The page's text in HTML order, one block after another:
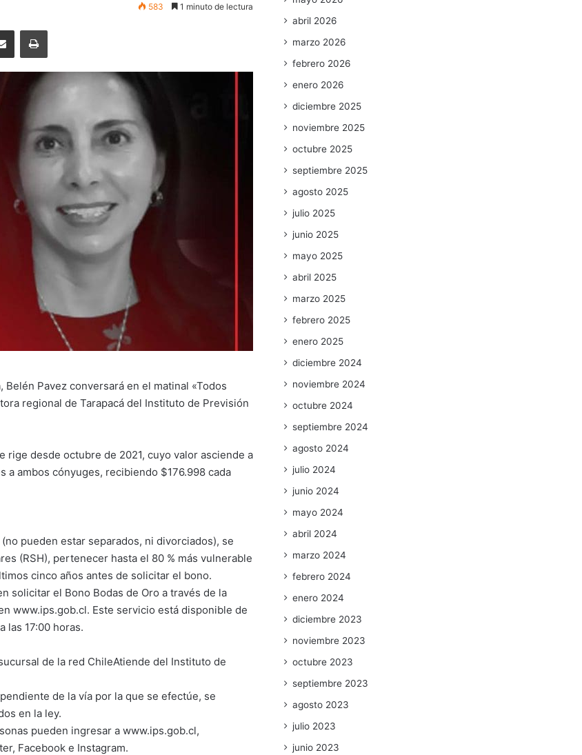
583 1 minuto de lectura
Enviar vía email Imprimir
Pavez conversará en el matinal «Todos
regional de Tarapacá del Instituto de Previsión
rige desde octubre de 2021, cuyo valor asciende a
ambos cónyuges, recibiendo $176.998 cada
pueden estar separados, ni divorciados), se
(RSH), pertenecer hasta el 80 % más vulnerable
cinco años antes de solicitar el bono.
solicitar el Bono Bodas de Oro a través de la
www.ips.gob.cl. Este servicio está disponible de
las 17:00 horas.
de la red ChileAtiende del Instituto de
de la vía por la que se efectúe, se
en la ley.
pueden ingresar a www.ips.gob.cl,
Facebook e Instagram.
abril 2026
marzo 2026
febrero 2026
enero 2026
diciembre 2025
noviembre 2025
octubre 2025
septiembre 2025
agosto 2025
julio 2025
junio 2025
mayo 2025
abril 2025
marzo 2025
febrero 2025
enero 2025
diciembre 2024
noviembre 2024
octubre 2024
septiembre 2024
agosto 2024
julio 2024
junio 2024
mayo 2024
abril 2024
marzo 2024
febrero 2024
enero 2024
diciembre 2023
noviembre 2023
octubre 2023
septiembre 2023
agosto 2023
julio 2023
junio 2023